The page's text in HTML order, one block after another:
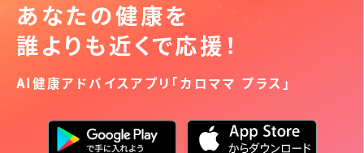
あなたの健康を
誰よりも近くで応援！
AI健康アドバイスアプリ「カロママ プラス」